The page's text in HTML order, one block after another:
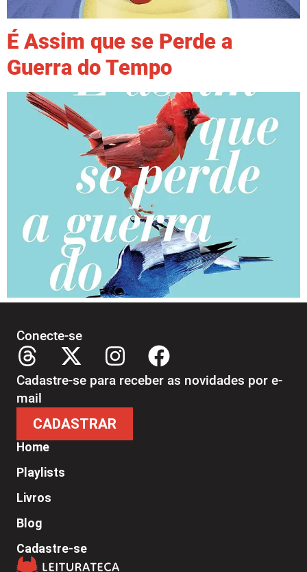
É Assim que se Perde a
Guerra do Tempo
Home
Playlists
Livros
Blog
Cadastre-se
Conecte-se
Cadastre-se para receber as novidades por e-
mail
CADASTRAR